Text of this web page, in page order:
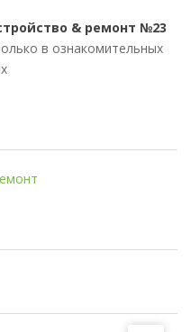
& ремонт №23
в ознакомительных